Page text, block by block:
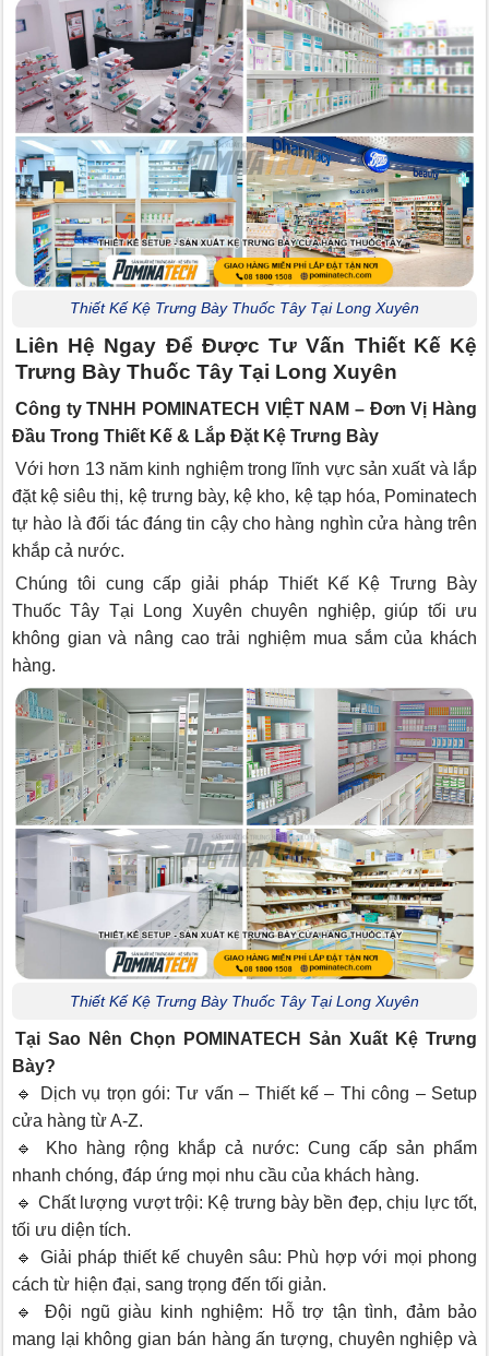
Thiết Kế Kệ Trưng Bày Thuốc Tây Tại Long Xuyên
Liên Hệ Ngay Để Được Tư Vấn Thiết Kế Kệ
Trưng Bày Thuốc Tây Tại Long Xuyên
Công ty TNHH POMINATECH VIỆT NAM – Đơn Vị Hàng
Đầu Trong Thiết Kế & Lắp Đặt Kệ Trưng Bày
Với hơn 13 năm kinh nghiệm trong lĩnh vực sản xuất và lắp
đặt kệ siêu thị, kệ trưng bày, kệ kho, kệ tạp hóa, Pominatech
tự hào là đối tác đáng tin cậy cho hàng nghìn cửa hàng trên
khắp cả nước.
Chúng tôi cung cấp giải pháp Thiết Kế Kệ Trưng Bày
Thuốc Tây Tại Long Xuyên chuyên nghiệp, giúp tối ưu
không gian và nâng cao trải nghiệm mua sắm của khách
hàng.
Thiết Kế Kệ Trưng Bày Thuốc Tây Tại Long Xuyên
Tại Sao Nên Chọn POMINATECH Sản Xuất Kệ Trưng
Bày?
🔹 Dịch vụ trọn gói: Tư vấn – Thiết kế – Thi công – Setup
cửa hàng từ A-Z.
🔹 Kho hàng rộng khắp cả nước: Cung cấp sản phẩm
nhanh chóng, đáp ứng mọi nhu cầu của khách hàng.
🔹 Chất lượng vượt trội: Kệ trưng bày bền đẹp, chịu lực tốt,
tối ưu diện tích.
🔹 Giải pháp thiết kế chuyên sâu: Phù hợp với mọi phong
cách từ hiện đại, sang trọng đến tối giản.
🔹 Đội ngũ giàu kinh nghiệm: Hỗ trợ tận tình, đảm bảo
mang lại không gian bán hàng ấn tượng, chuyên nghiệp và